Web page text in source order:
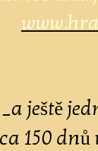
ještě
150